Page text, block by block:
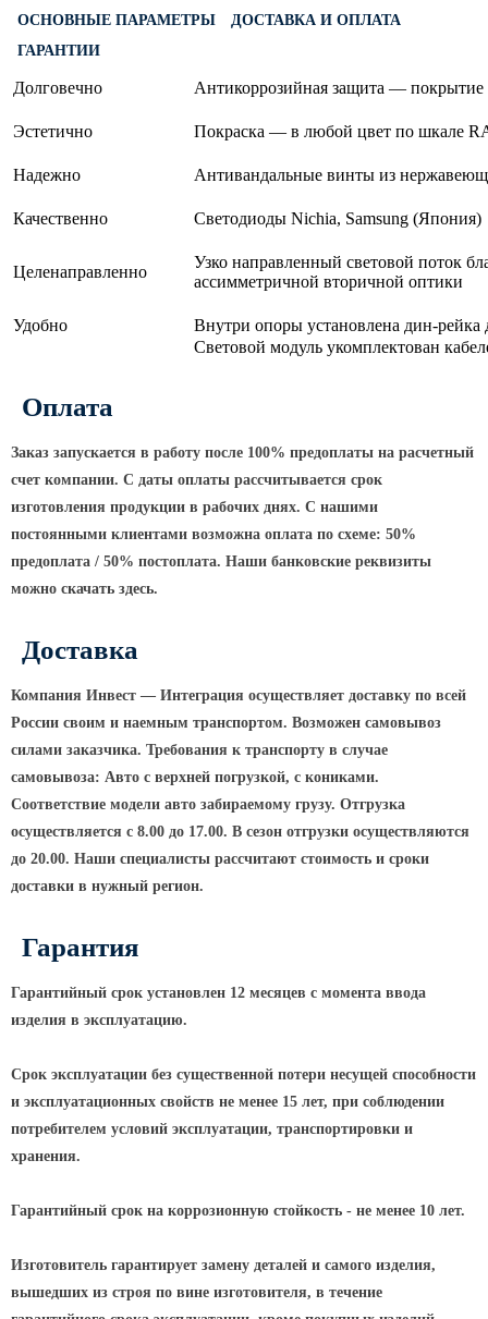
ОСФК Светофорные стойки
круглоконические
Складывающиеся опоры освещения
ОГКС Опоры граненые конические
ОККС Опоры круглые конические
складывающиеся
складывающиеся фланцевые
ТФГ Опора для контактной сети
Опоры граненые силовые
Дорожные металлические рамы
МОГК Молниеотводы гранёные
ВМОН Высокомачтовые опоры со
стационарной короной
мобильной короной
РМГ Радиомачты. Опоры сотовoй
связи
ОДН Радиомачты. Опоры двойного
назначения
КРОНШТЕЙНЫ ДЛЯ УЛИЧНОГО
ОСВЕЩЕНИЯ
Кронштейны для консольных
Кронштейн консольный для 2
Кронштейны для подвесных
светильников
Кронштейны для торшерных
светильников
ПАРКОВОЕ ОСВЕЩЕНИЕ
ОСНОВНЫЕ ПАРАМЕТРЫ
ДОСТАВКА И ОПЛАТА
ГАРАНТИИ
Долговечно Антикоррозийная защита —
Эстетично Покраска — в любой цвет по шкале
Надежно Антивандальные винты из
Качественно Светодиоды Nichia, Samsung (Япония)
Целенаправленно
Узко направленный световой поток
ассимметричной вторичной оптики
Удобно
Внутри опоры установлена дин-рейка
Световой модуль укомплектован
Оплата
Заказ запускается в работу после 100% предоплаты на расчетный
счет компании. С даты оплаты рассчитывается срок
изготовления продукции в рабочих днях. С нашими
постоянными клиентами возможна оплата по схеме: 50%
предоплата / 50% постоплата. Наши банковские реквизиты
можно скачать здесь.
Доставка
Компания Инвест — Интеграция осуществляет доставку по всей
России своим и наемным транспортом. Возможен самовывоз
силами заказчика. Требования к транспорту в случае
самовывоза: Авто с верхней погрузкой, с кониками.
Соответствие модели авто забираемому грузу. Отгрузка
осуществляется с 8.00 до 17.00. В сезон отгрузки осуществляются
до 20.00. Наши специалисты рассчитают стоимость и сроки
доставки в нужный регион.
Гарантия
Гарантийный срок установлен 12 месяцев с момента ввода
изделия в эксплуатацию.
Срок эксплуатации без существенной потери несущей способности
и эксплуатационных свойств не менее 15 лет, при соблюдении
потребителем условий эксплуатации, транспортировки и
хранения.
Гарантийный срок на коррозионную стойкость - не менее 10 лет.
Изготовитель гарантирует замену деталей и самого изделия,
вышедших из строя по вине изготовителя, в течение